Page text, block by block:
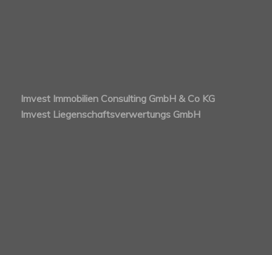
Imvest Immobilien Consulting GmbH & Co KG
Imvest Liegenschaftsverwertungs GmbH